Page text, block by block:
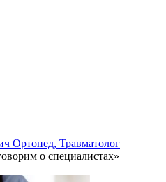
Ортопед, Травматолог
о специалистах»